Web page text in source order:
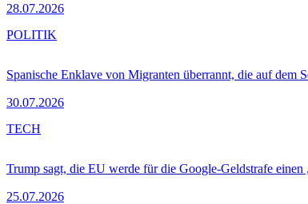
28.07.2026
Spanische Enklave von Migranten überrannt, die auf dem
30.07.2026
POLITIK
Trump sagt, die EU werde für die Google-Geldstrafe einen
25.07.2026
TECH